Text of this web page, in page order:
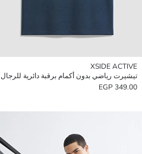
XSIDE ACTIVE
تيشيرت رياضي بدون أكمام برقبة دائرية للرجال
349.00 EGP